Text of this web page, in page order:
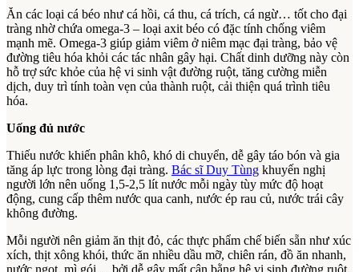
Ăn các loại cá béo như cá hồi, cá thu, cá trích, cá ngừ… tốt cho đại
tràng nhờ chứa omega-3 – loại axit béo có đặc tính chống viêm
mạnh mẽ. Omega-3 giúp giảm viêm ở niêm mạc đại tràng, bảo vệ
đường tiêu hóa khỏi các tác nhân gây hại. Chất dinh dưỡng này còn
hỗ trợ sức khỏe của hệ vi sinh vật đường ruột, tăng cường miễn
dịch, duy trì tính toàn vẹn của thành ruột, cải thiện quá trình tiêu
hóa.
Uống đủ nước
Thiếu nước khiến phân khô, khó di chuyển, dễ gây táo bón và gia
tăng áp lực trong lòng đại tràng. Bác sĩ Duy Tùng khuyến nghị
người lớn nên uống 1,5-2,5 lít nước mỗi ngày tùy mức độ hoạt
động, cung cấp thêm nước qua canh, nước ép rau củ, nước trái cây
không đường.
Mỗi người nên giảm ăn thịt đỏ, các thực phẩm chế biến sẵn như xúc
xích, thịt xông khói, thức ăn nhiều dầu mỡ, chiên rán, đồ ăn nhanh,
nước ngọt, mì gói… bởi dễ gây mất cân bằng hệ vi sinh đường ruột,